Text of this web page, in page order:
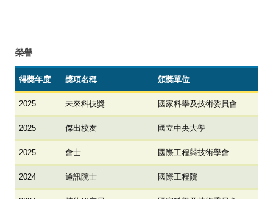
榮譽
得獎年度 獎項名稱 頒獎單位
2025 未來科技獎 國家科學及技術委員會
2025 傑出校友 國立中央大學
2025 會士 國際工程與技術學會
2024 通訊院士 國際工程院